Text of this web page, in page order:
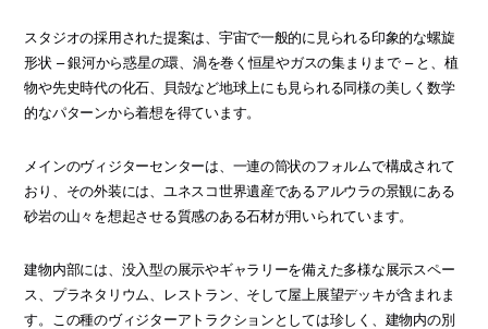
スタジオの採用された提案は、宇宙で一般的に見られる印象的な螺旋
形状 – 銀河から惑星の環、渦を巻く恒星やガスの集まりまで – と、植
物や先史時代の化石、貝殻など地球上にも見られる同様の美しく数学
的なパターンから着想を得ています。
メインのヴィジターセンターは、一連の筒状のフォルムで構成されて
おり、その外装には、ユネスコ世界遺産であるアルウラの景観にある
砂岩の山々を想起させる質感のある石材が用いられています。
建物内部には、没入型の展示やギャラリーを備えた多様な展示スペー
ス、プラネタリウム、レストラン、そして屋上展望デッキが含まれま
す。この種のヴィジターアトラクションとしては珍しく、建物内の別